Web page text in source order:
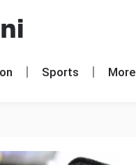
Sports More